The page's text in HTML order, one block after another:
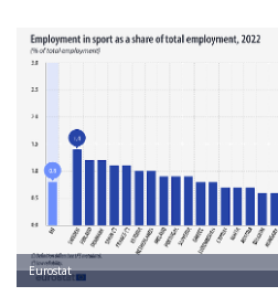
Eurostat